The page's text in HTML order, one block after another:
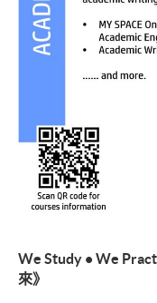
We Study • We
來》